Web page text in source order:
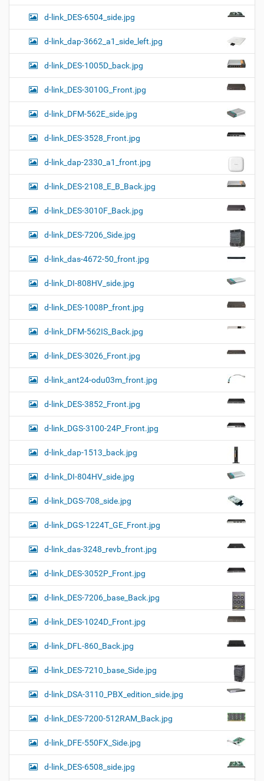
d-link_DES-6504_side.jpg
d-link_dap-3662_a1_side_left.jpg
d-link_DES-1005D_back.jpg
d-link_DES-3010G_Front.jpg
d-link_DFM-562E_side.jpg
d-link_DES-3528_Front.jpg
d-link_dap-2330_a1_front.jpg
d-link_DES-2108_E_B_Back.jpg
d-link_DES-3010F_Back.jpg
d-link_DES-7206_Side.jpg
d-link_das-4672-50_front.jpg
d-link_DI-808HV_side.jpg
d-link_DES-1008P_front.jpg
d-link_DFM-562IS_Back.jpg
d-link_DES-3026_Front.jpg
d-link_ant24-odu03m_front.jpg
d-link_DES-3852_Front.jpg
d-link_DGS-3100-24P_Front.jpg
d-link_dap-1513_back.jpg
d-link_DI-804HV_side.jpg
d-link_DGS-708_side.jpg
d-link_DGS-1224T_GE_Front.jpg
d-link_das-3248_revb_front.jpg
d-link_DES-3052P_Front.jpg
d-link_DES-7206_base_Back.jpg
d-link_DES-1024D_Front.jpg
d-link_DFL-860_Back.jpg
d-link_DES-7210_base_Side.jpg
d-link_DSA-3110_PBX_edition_side.jpg
d-link_DES-7200-512RAM_Back.jpg
d-link_DFE-550FX_Side.jpg
d-link_DES-6508_side.jpg